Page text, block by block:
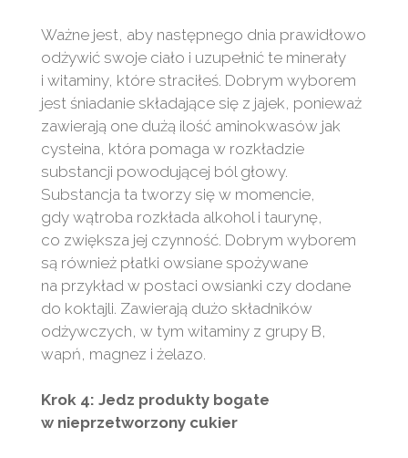
Ważne jest, aby następnego dnia prawidłowo
odżywić swoje ciało i uzupełnić te minerały
i witaminy, które straciłeś. Dobrym wyborem
jest śniadanie składające się z jajek, ponieważ
zawierają one dużą ilość aminokwasów jak
cysteina, która pomaga w rozkładzie
substancji powodującej ból głowy.
Substancja ta tworzy się w momencie,
gdy wątroba rozkłada alkohol i taurynę,
co zwiększa jej czynność. Dobrym wyborem
są również płatki owsiane spożywane
na przykład w postaci owsianki czy dodane
do koktajli. Zawierają dużo składników
odżywczych, w tym witaminy z grupy B,
wapń, magnez i żelazo.
Krok 4: Jedz produkty bogate
w nieprzetworzony cukier